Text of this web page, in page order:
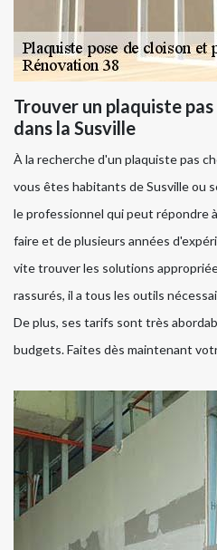
Trouver un plaquiste
dans la Susville
À la recherche d'un plaquiste pas
vous êtes habitants de Susville ou
le professionnel qui peut répondre
faire et de plusieurs années
vite trouver les solutions
rassurés, il a tous les outils
De plus, ses tarifs sont très
budgets. Faites dès maintenant